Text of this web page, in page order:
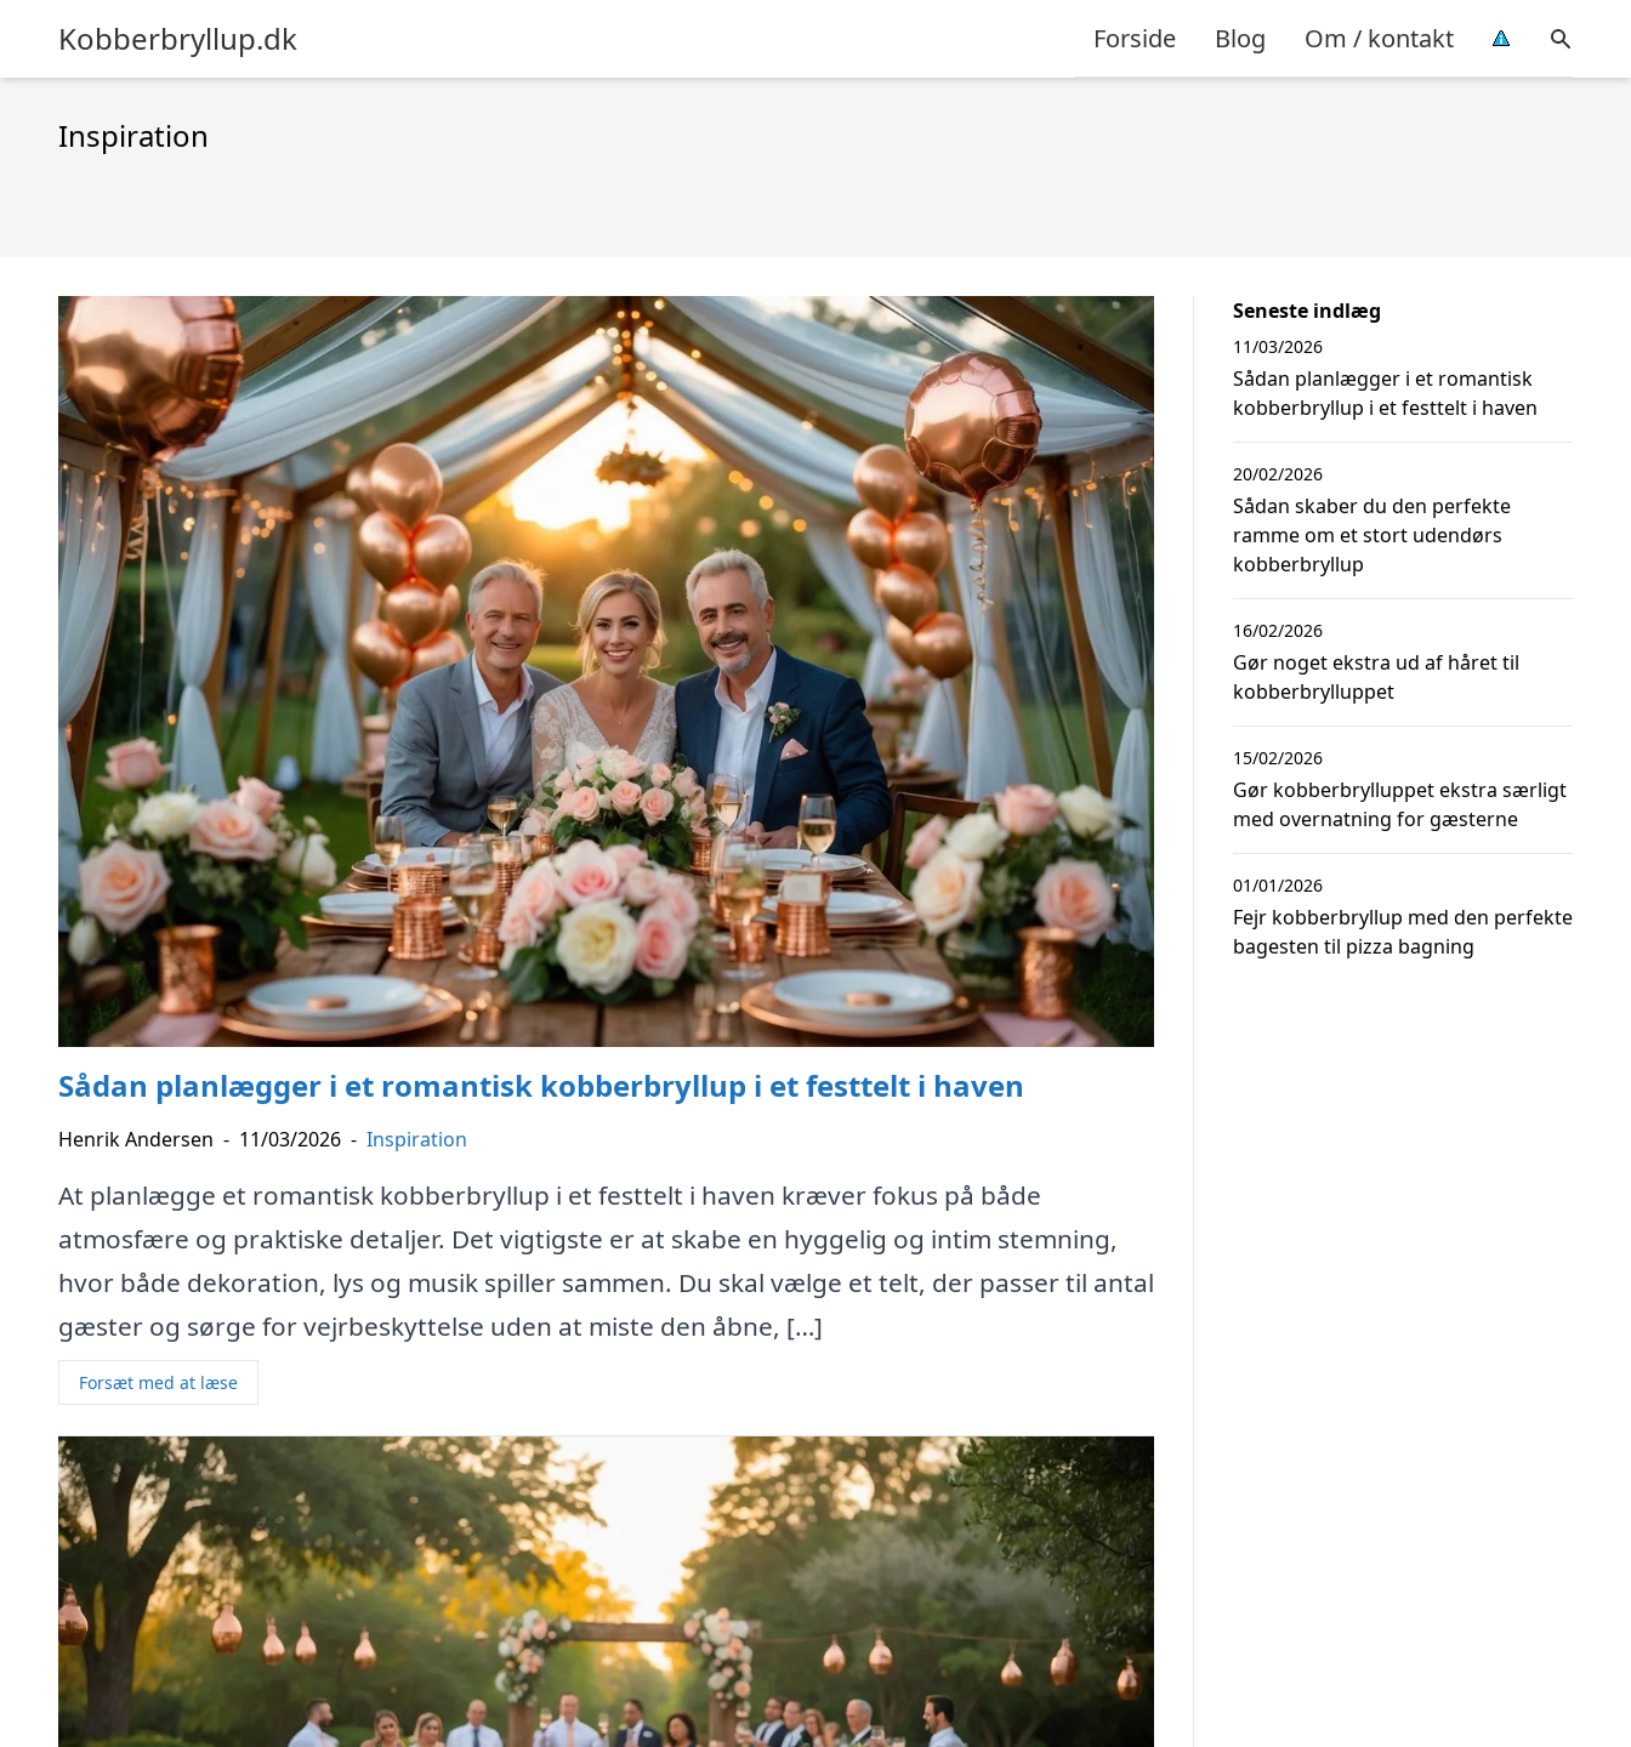
Kobberbryllup.dk Forside Blog Om / kontakt
Inspiration
Sådan planlægger i et romantisk kobberbryllup i et festtelt i haven
Henrik Andersen - 11/03/2026 - Inspiration
At planlægge et romantisk kobberbryllup i et festtelt i haven kræver fokus på både
atmosfære og praktiske detaljer. Det vigtigste er at skabe en hyggelig og intim stemning,
hvor både dekoration, lys og musik spiller sammen. Du skal vælge et telt, der passer til antal
gæster og sørge for vejrbeskyttelse uden at miste den åbne, […]
Forsæt med at læse
Seneste indlæg
Sådan planlægger i et romantisk
kobberbryllup i et festtelt i haven
11/03/2026
Sådan skaber du den perfekte
ramme om et stort udendørs
kobberbryllup
20/02/2026
Gør noget ekstra ud af håret til
kobberbrylluppet
16/02/2026
Gør kobberbrylluppet ekstra særligt
med overnatning for gæsterne
15/02/2026
Fejr kobberbryllup med den perfekte
bagesten til pizza bagning
01/01/2026